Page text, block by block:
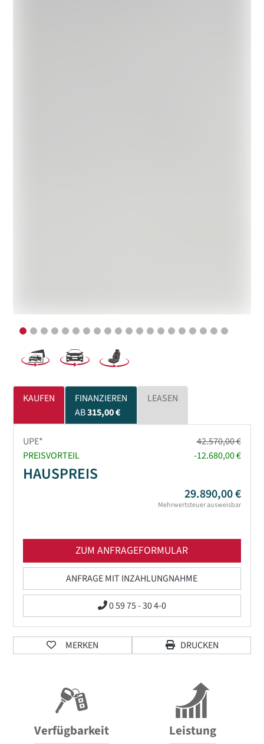
KAUFEN
FINANZIEREN
AB315,00 €
LEASEN
UPE*
42.570,00 €
PREISVORTEIL
-12.680,00 €
HAUSPREIS
29.890,00 €
Mehrwertsteuer ausweisbar
ZUM ANFRAGEFORMULAR
ANFRAGE MIT INZAHLUNGNAHME
0 59 75 - 30 4-0
MERKEN DRUCKEN
Verfügbarkeit Leistung